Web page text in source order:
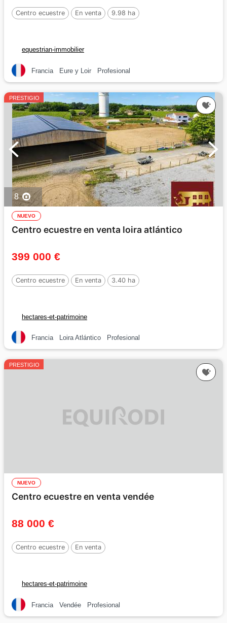
Centro ecuestre En venta 9.98 ha
equestrian-immobilier
Francia Eure y Loir Profesional
PRESTIGIO
8
NUEVO
Centro ecuestre en venta loira atlántico
399 000 €
Centro ecuestre En venta 3.40 ha
hectares-et-patrimoine
Francia Loira Atlántico Profesional
PRESTIGIO
NUEVO
Centro ecuestre en venta vendée
88 000 €
Centro ecuestre En venta
hectares-et-patrimoine
Francia Vendée Profesional